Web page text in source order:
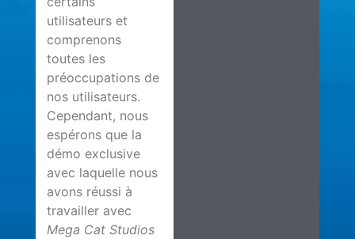
utilisateurs et
comprenons
toutes les
préoccupations de
nos utilisateurs.
Cependant, nous
espérons que la
démo exclusive
avec laquelle nous
avons réussi à
travailler avec
Mega Cat Studios